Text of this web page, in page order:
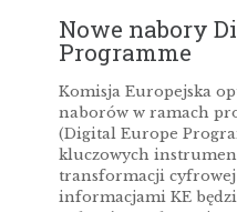
Nowe nabory
Programme
Komisja Europejska
naborów w ramach
(Digital Europe
kluczowych
transformacji
informacjami KE